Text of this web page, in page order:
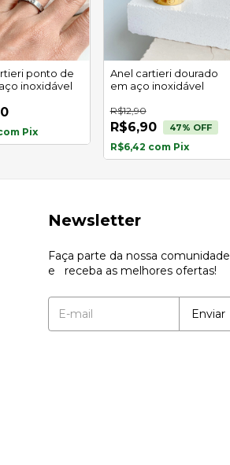
ponto de
inoxidável
Pix
Anel cartieri dourado
em aço inoxidável
R$6,90
R$12,90
47% OFF
R$6,42 com Pix
Newsletter
Faça parte da nossa comunidade
e receba as melhores ofertas!